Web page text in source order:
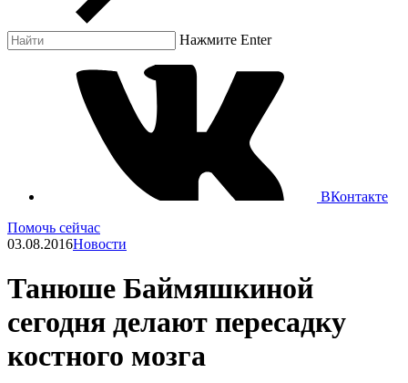
Нажмите Enter
ВКонтакте
Помочь сейчас
03.08.2016Новости
Танюше Баймяшкиной
сегодня делают пересадку
костного мозга